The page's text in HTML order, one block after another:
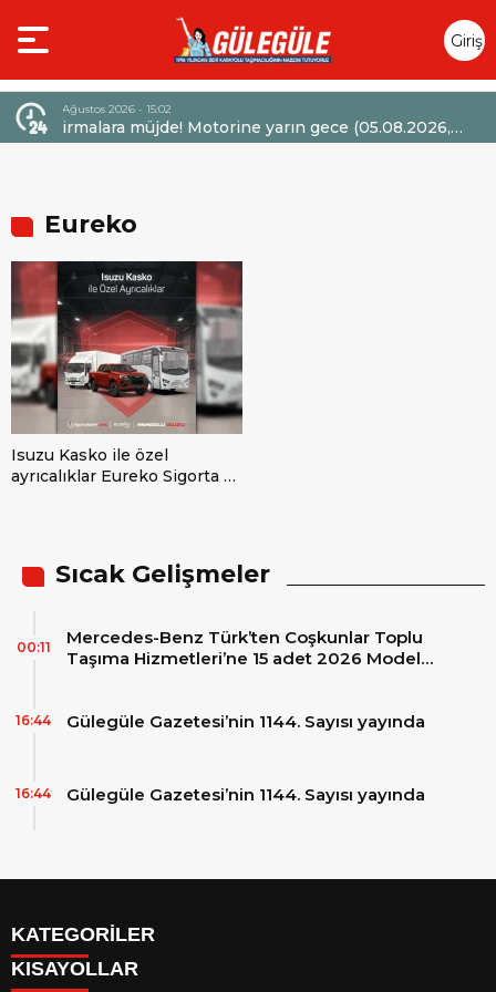
Giriş
Yap
yarın gece (05.08.2026,
6,60 TL’lik dev bir indirim
Mercedes-Benz Türk’ten
Sözleşmelerinde 36 Aya
Eureko
Isuzu Kasko ile özel
ayrıcalıklar Eureko Sigorta ve
Sıcak Gelişmeler
Mercedes-Benz Türk’ten Coşkunlar Toplu
Taşıma Hizmetleri’ne 15 adet 2026 Model
00:11
Gülegüle Gazetesi’nin 1144. Sayısı yayında
16:44
Gülegüle Gazetesi’nin 1144. Sayısı yayında
16:44
KATEGORİLER
KISAYOLLAR